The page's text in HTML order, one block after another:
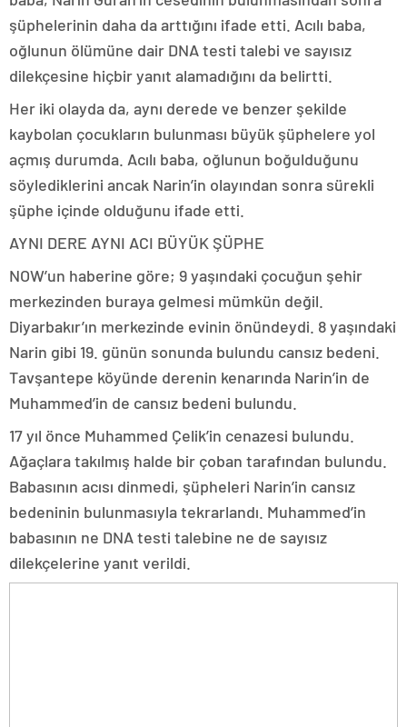
şüphelerinin daha da arttığını ifade etti. Acılı baba,
oğlunun ölümüne dair DNA testi talebi ve sayısız
dilekçesine hiçbir yanıt alamadığını da belirtti.
Her iki olayda da, aynı derede ve benzer şekilde
kaybolan çocukların bulunması büyük şüphelere yol
açmış durumda. Acılı baba, oğlunun boğulduğunu
söylediklerini ancak Narin’in olayından sonra sürekli
şüphe içinde olduğunu ifade etti.
AYNI DERE AYNI ACI BÜYÜK ŞÜPHE
NOW’un haberine göre; 9 yaşındaki çocuğun şehir
merkezinden buraya gelmesi mümkün değil.
Diyarbakır’ın merkezinde evinin önündeydi. 8 yaşındaki
Narin gibi 19. günün sonunda bulundu cansız bedeni.
Tavşantepe köyünde derenin kenarında Narin’in de
Muhammed’in de cansız bedeni bulundu.
17 yıl önce Muhammed Çelik’in cenazesi bulundu.
Ağaçlara takılmış halde bir çoban tarafından bulundu.
Babasının acısı dinmedi, şüpheleri Narin’in cansız
bedeninin bulunmasıyla tekrarlandı. Muhammed’in
babasının ne DNA testi talebine ne de sayısız
dilekçelerine yanıt verildi.